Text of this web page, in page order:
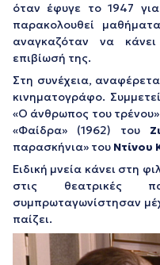
όταν έφυγε το 1947
παρακολουθεί
αναγκαζόταν να
επιβίωσή της.
Στη συνέχεια,
κινηματογράφο.
«Ο άνθρωπος του τρένου»
«Φαίδρα» (1962) του
παρασκήνια» του Ντίνου
Ειδική μνεία κάνει στη
στις θεατρικές
συμπρωταγωνίστησαν
παίζει.